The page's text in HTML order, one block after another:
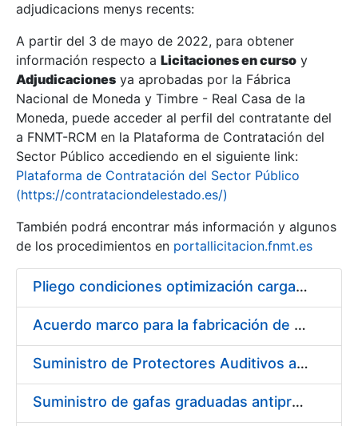
Mostra/Amaga
Mostra/Amaga
Mostra/Amaga
adjudicacions menys recents:
A partir del 3 de mayo de 2022, para obtener
información respecto a Licitaciones en curso y
Adjudicaciones ya aprobadas por la Fábrica
Nacional de Moneda y Timbre - Real Casa de la
Moneda, puede acceder al perfil del contratante del
a FNMT-RCM en la Plataforma de Contratación del
Sector Público accediendo en el siguiente link:
Plataforma de Contratación del Sector Público
(https://contrataciondelestado.es/)
También podrá encontrar más información y algunos
de los procedimientos en portallicitacion.fnmt.es
Pliego condiciones optimización cargas compras firmado
Acuerdo marco para la fabricación de piezas
Suministro de Protectores Auditivos a medida para las personas trabajadoras de los Centros de Trabajo de Madrid y Burgos
Suministro de gafas graduadas antiproyecciones para los trabajadores de la FNMT-RCM en los centros de trabajo de Madrid y Burgos